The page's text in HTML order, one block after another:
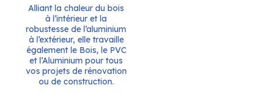
Alliant la chaleur du bois
à l’intérieur et la
robustesse de l’aluminium
à l’extérieur, elle travaille
également le Bois, le PVC
et l’Aluminium pour tous
vos projets de rénovation
ou de construction.